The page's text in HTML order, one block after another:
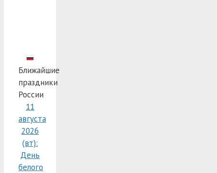
Ближайшие
праздники
России
11
августа
2026
(вт):
День
белого